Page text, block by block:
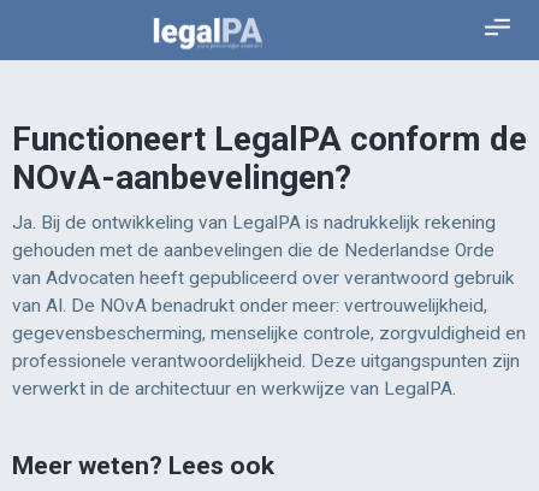
Functioneert LegalPA conform de
NOvA-aanbevelingen?
Ja. Bij de ontwikkeling van LegalPA is nadrukkelijk rekening
gehouden met de aanbevelingen die de Nederlandse Orde
van Advocaten heeft gepubliceerd over verantwoord gebruik
van AI. De NOvA benadrukt onder meer: vertrouwelijkheid,
gegevensbescherming, menselijke controle, zorgvuldigheid en
professionele verantwoordelijkheid. Deze uitgangspunten zijn
verwerkt in de architectuur en werkwijze van LegalPA.
Meer weten? Lees ook